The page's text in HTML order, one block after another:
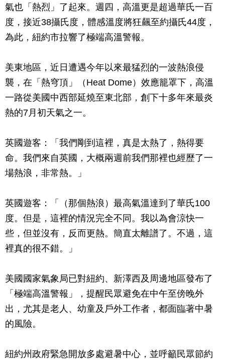
氣也「熱烈」了起來。週四，高溫更是超過華氏一百
度，接近38攝氏度，體感溫度將狂飆至約攝氏44度，
為此，紐約市拉響了極端高溫警報。
美東地區，近日遭遇今年以來最猛烈的一波熱浪侵
襲，在「熱穹頂」（Heat Dome）效應籠罩下，高溫
一路從美國中西部延燒至東北部，創下十多年來最炎
熱的7月初天氣之一。
英國遊客：「我們剛到這裡，真是太熱了，熱得要
命。我們來自英國，大概兩週前我們那裡也經歷了一
場熱浪，非常熱。」
英國遊客：「（那個熱浪）最高氣溫達到了華氏100
度。但是，這裡的情況完全不同。我以為會涼快一
些，但並沒有，反而更熱。簡直太離譜了。不過，這
裡真的很不錯。」
美國國家氣象局已對紐約、新澤西及周邊地區發布了
「極端高溫警報」，提醒民眾避免在中午至傍晚外
出，尤其是老人、幼童及戶外工作者，都面臨著中暑
的風險。
紐約州政府緊急開放多處避暑中心，並呼籲民眾節約